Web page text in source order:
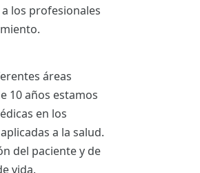
los profesionales
áreas
10 años estamos
en los
a la salud.
del paciente y de
vida.